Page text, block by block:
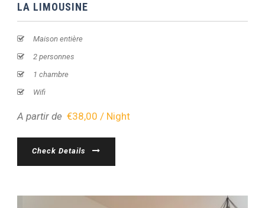
LA LIMOUSINE
Maison entière
2 personnes
1 chambre
Wifi
A partir de €38,00 / Night
Check Details